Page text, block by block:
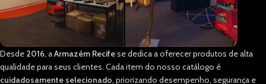
Desde 2016, aArmazém Recifese dedica a oferecer produtos de alta
qualidade para seus clientes. Cada item do nosso catálogo é
cuidadosamente selecionado, priorizando desempenho, segurança e